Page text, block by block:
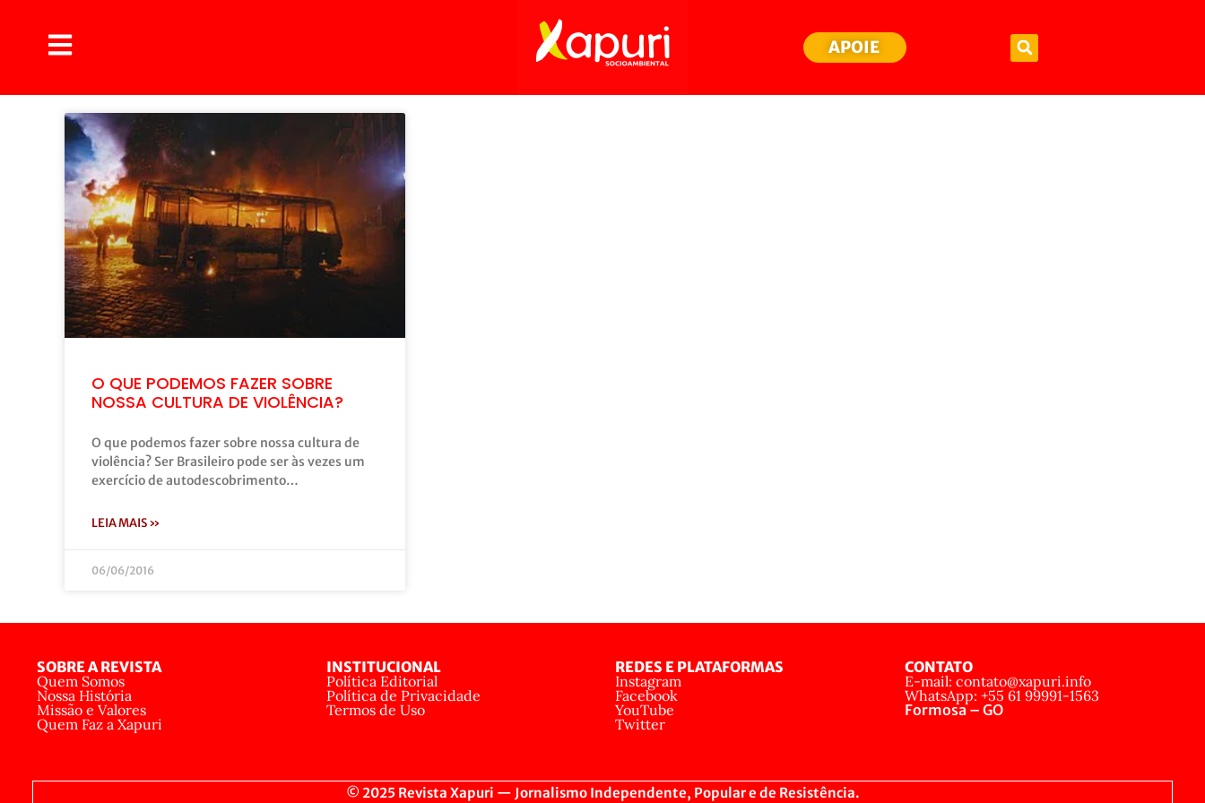
APOIE
O QUE PODEMOS FAZER SOBRE
NOSSA CULTURA DE VIOLÊNCIA?
O que podemos fazer sobre nossa cultura de
violência? Ser Brasileiro pode ser às vezes um
exercício de autodescobrimento…
LEIA MAIS »
06/06/2016
SOBRE A REVISTA
Quem Somos
Nossa História
Missão e Valores
Quem Faz a Xapuri
INSTITUCIONAL
Política Editorial
Política de Privacidade
Termos de Uso
REDES E PLATAFORMAS
Instagram
Facebook
YouTube
Twitter
CONTATO
E-mail: contato@xapuri.info
WhatsApp: +55 61 99991-1563
Formosa – GO
© 2025 Revista Xapuri — Jornalismo Independente, Popular e de Resistência.